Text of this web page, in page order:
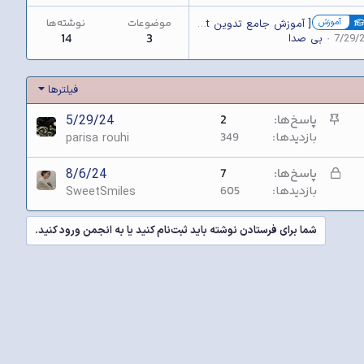
موضوعات
3
نوشته‌ها
14
آموزش
[ آموزش جامع تدوین Inshot ]
7/29/
بی صدا
فیلترها
چ
ب
پاسخ‌ها 2
بازدیدها 349
5/29/24
parisa rouhi
ل
د
پاسخ‌ها 7
بازدیدها 605
8/6/24
SweetSmiles
شما برای فرستادن نوشته باید ثبت‌نام کنید یا به انجمن ورود کنید.